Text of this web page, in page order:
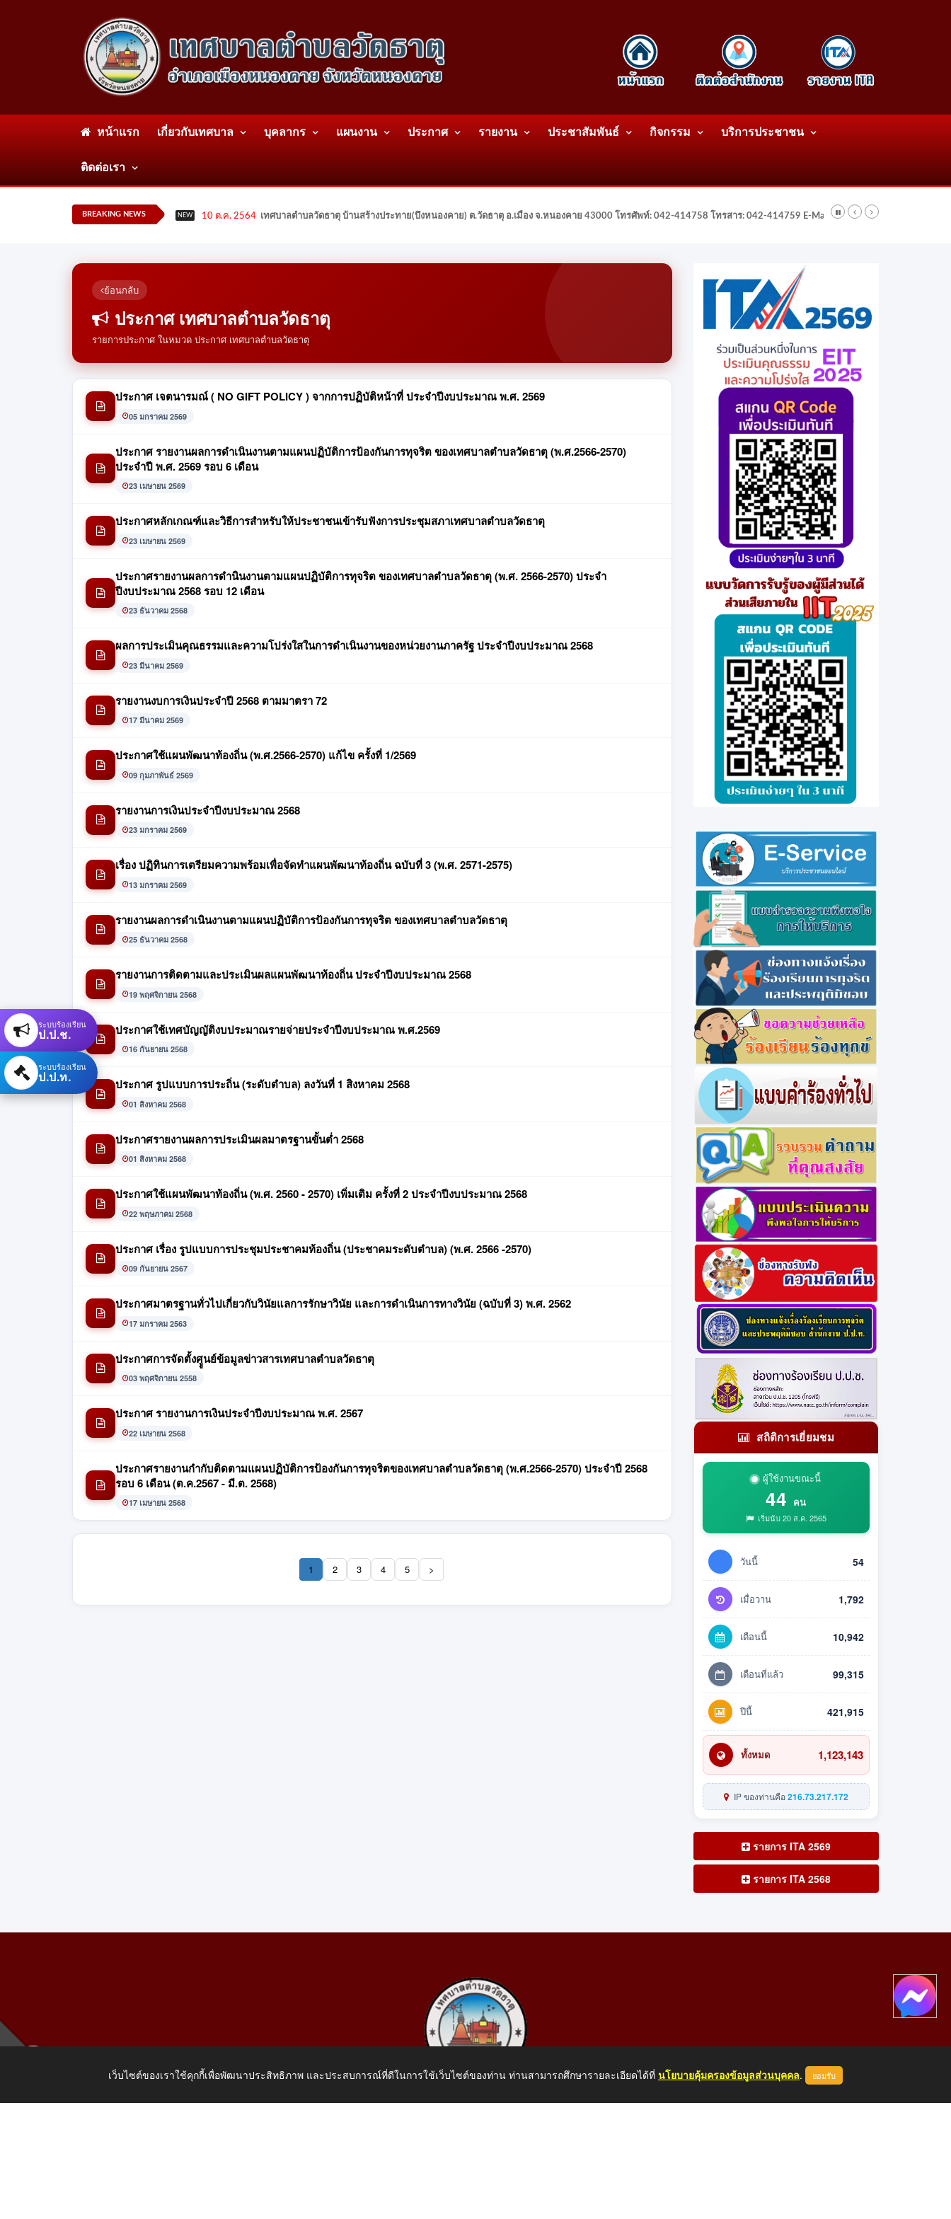
หน้าแรก เกี่ยวกับเทศบาล บุคลากร แผนงาน ประกาศ รายงาน ประชาสัมพันธ์ กิจกรรม บริการประชาชน
ติดต่อเรา
BREAKING NEWS NEW 10 ต.ค. 2564 เทศบาลตำบลวัดธาตุ บ้านสร้างประทาย(บึงหนองคาย) ต.วัดธาตุ อ.เมือง จ.หนองคาย 43000 โทรศัพท์: 042-414758 โทรสาร: 042-414759 E-Mail: wattatnk@gmail.com
ย้อนกลับ
ประกาศ เทศบาลตำบลวัดธาตุ
รายการประกาศ ในหมวด ประกาศ เทศบาลตำบลวัดธาตุ
ประกาศ เจตนารมณ์ ( NO GIFT POLICY ) จากการปฏิบัติหน้าที่ ประจำปีงบประมาณ พ.ศ. 2569
05 มกราคม 2569
ประกาศ รายงานผลการดำเนินงานตามแผนปฏิบัติการป้องกันการทุจริต ของเทศบาลตำบลวัดธาตุ (พ.ศ.2566-2570)
ประจำปี พ.ศ. 2569 รอบ 6 เดือน
23 เมษายน 2569
ประกาศหลักเกณฑ์และวิธีการสำหรับให้ประชาชนเข้ารับฟังการประชุมสภาเทศบาลตำบลวัดธาตุ
23 เมษายน 2569
ประกาศรายงานผลการดำนินงานตามแผนปฏิบัติการทุจริต ของเทศบาลตำบลวัดธาตุ (พ.ศ. 2566-2570) ประจำ
ปีงบประมาณ 2568 รอบ 12 เดือน
23 ธันวาคม 2568
ผลการประเมินคุณธรรมและความโปร่งใสในการดำเนินงานของหน่วยงานภาครัฐ ประจำปีงบประมาณ 2568
23 มีนาคม 2569
รายงานงบการเงินประจำปี 2568 ตามมาตรา 72
17 มีนาคม 2569
ประกาศใช้แผนพัฒนาท้องถิ่น (พ.ศ.2566-2570) แก้ไข ครั้งที่ 1/2569
09 กุมภาพันธ์ 2569
รายงานการเงินประจำปีงบประมาณ 2568
23 มกราคม 2569
เรื่อง ปฏิทินการเตรียมความพร้อมเพื่อจัดทำแผนพัฒนาท้องถิ่น ฉบับที่ 3 (พ.ศ. 2571-2575)
13 มกราคม 2569
รายงานผลการดำเนินงานตามแผนปฏิบัติการป้องกันการทุจริต ของเทศบาลตำบลวัดธาตุ
25 ธันวาคม 2568
รายงานการติดตามและประเมินผลแผนพัฒนาท้องถิ่น ประจำปีงบประมาณ 2568
19 พฤศจิกายน 2568
ประกาศใช้เทศบัญญัติงบประมาณรายจ่ายประจำปีงบประมาณ พ.ศ.2569
16 กันยายน 2568
ประกาศ รูปแบบการประถิ่น (ระดับตำบล) ลงวันที่ 1 สิงหาคม 2568
01 สิงหาคม 2568
ประกาศรายงานผลการประเมินผลมาตรฐานขั้นต่ำ 2568
01 สิงหาคม 2568
ประกาศใช้แผนพัฒนาท้องถิ่น (พ.ศ. 2560 - 2570) เพิ่มเติม ครั้งที่ 2 ประจำปีงบประมาณ 2568
22 พฤษภาคม 2568
ประกาศ เรื่อง รูปแบบการประชุมประชาคมท้องถิ่น (ประชาคมระดับตำบล) (พ.ศ. 2566 -2570)
09 กันยายน 2567
ประกาศมาตรฐานทั่วไปเกี่ยวกับวินัยแลการรักษาวินัย และการดำเนินการทางวินัย (ฉบับที่ 3) พ.ศ. 2562
17 มกราคม 2563
ประกาศการจัดตั้งศููนย์ข้อมูลข่าวสารเทศบาลตำบลวัดธาตุ
03 พฤศจิกายน 2558
ประกาศ รายงานการเงินประจำปีงบประมาณ พ.ศ. 2567
22 เมษายน 2568
ประกาศรายงานกำกับติดตามแผนปฏิบัติการป้องกันการทุจริตของเทศบาลตำบลวัดธาตุ (พ.ศ.2566-2570) ประจำปี 2568
รอบ 6 เดือน (ต.ค.2567 - มี.ต. 2568)
17 เมษายน 2568
1 (current)
2 3 4 5 >
สถิติการเยี่ยมชม
ผู้ใช้งานขณะนี้
44 คน
เริ่มนับ 20 ส.ค. 2565
วันนี้ 54
เมื่อวาน 1,792
เดือนนี้ 10,942
เดือนที่แล้ว 99,315
ปีนี้ 421,915
ทั้งหมด 1,123,143
IP ของท่านคือ216.73.217.172
รายการ ITA 2569
รายการ ITA 2568
ระบบร้องเรียน
ป.ป.ช.
ระบบร้องเรียน
ป.ป.ท.
เว็บไซต์ของเราใช้คุกกี้เพื่อพัฒนาประสิทธิภาพ และประสบการณ์ที่ดีในการใช้เว็บไซต์ของท่าน ท่านสามารถศึกษารายละเอียดได้ที่ นโยบายคุ้มครองข้อมูลส่วนบุคคล. ยอมรับ